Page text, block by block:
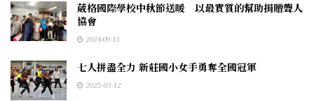
葳格國際學校中秋節送暖 以最實質的幫助捐贈聾人
協會
2024-09-11
七人拼盡全力 新莊國小女手勇奪全國冠軍
2025-03-12